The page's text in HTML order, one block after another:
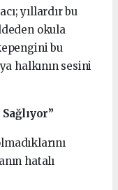
yıllardır bu
okula
bu
halkının sesini
hatalı